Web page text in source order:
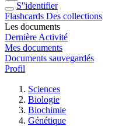
S''identifier
Flashcards Des collections
Les documents
Dernière Activité
Mes documents
Documents sauvegardés
Profil
Sciences
Biologie
Biochimie
Génétique